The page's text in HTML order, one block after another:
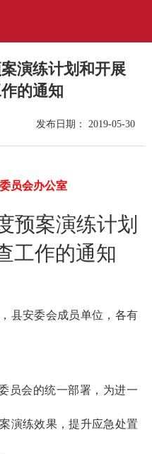
演练计划和开展
的通知
发布日期： 2019-05-30
员会办公室
预案演练计划
工作的通知
县安委会成员单位，各有
员会的统一部署，为进一
演练效果，提升应急处置